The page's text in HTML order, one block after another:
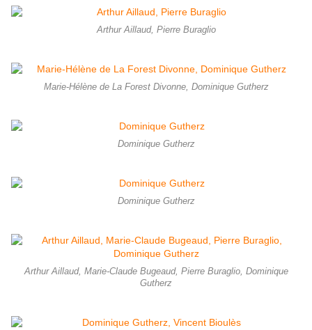
Arthur Aillaud, Pierre Buraglio
Marie-Hélène de La Forest Divonne, Dominique Gutherz
Dominique Gutherz
Dominique Gutherz
Arthur Aillaud, Marie-Claude Bugeaud, Pierre Buraglio, Dominique
Gutherz